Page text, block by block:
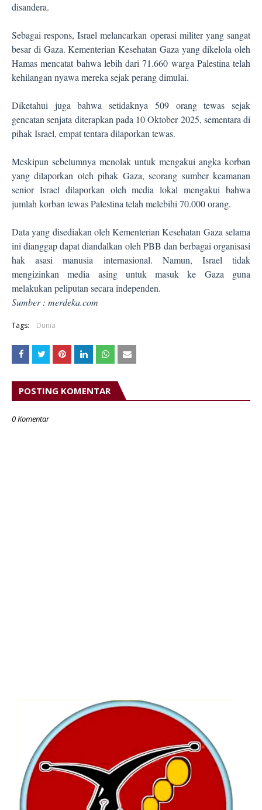
disandera.
Sebagai respons, Israel melancarkan operasi militer yang sangat
besar di Gaza. Kementerian Kesehatan Gaza yang dikelola oleh
Hamas mencatat bahwa lebih dari 71.660 warga Palestina telah
kehilangan nyawa mereka sejak perang dimulai.
Diketahui juga bahwa setidaknya 509 orang tewas sejak
gencatan senjata diterapkan pada 10 Oktober 2025, sementara di
pihak Israel, empat tentara dilaporkan tewas.
Meskipun sebelumnya menolak untuk mengakui angka korban
yang dilaporkan oleh pihak Gaza, seorang sumber keamanan
senior Israel dilaporkan oleh media lokal mengakui bahwa
jumlah korban tewas Palestina telah melebihi 70.000 orang.
Data yang disediakan oleh Kementerian Kesehatan Gaza selama
ini dianggap dapat diandalkan oleh PBB dan berbagai organisasi
hak asasi manusia internasional. Namun, Israel tidak
mengizinkan media asing untuk masuk ke Gaza guna
melakukan peliputan secara independen.
Sumber : merdeka.com
Tags: Dunia
POSTING KOMENTAR
0 Komentar